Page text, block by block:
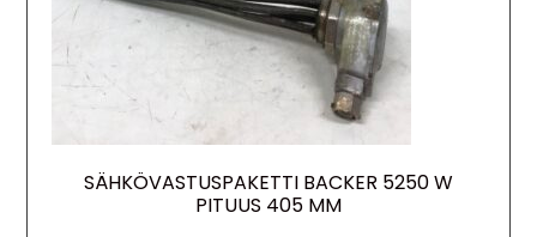
SÄHKÖVASTUSPAKETTI BACKER 5250 W
PITUUS 405 MM